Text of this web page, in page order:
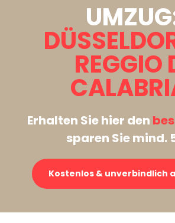
REGGIO
Erhalten Sie hier den
sparen Sie mind.
Kostenlos & unverbindlich